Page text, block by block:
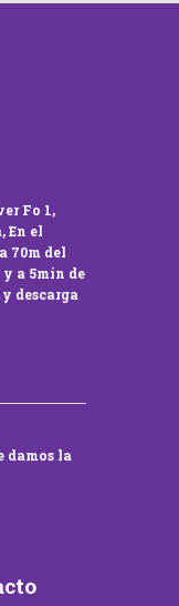
Fo 1,
En el
70m del
a 5min de
descarga
damos la